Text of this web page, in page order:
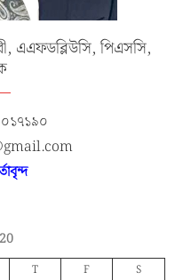
এএফডব্লিউসি, পিএসসি,
T F S